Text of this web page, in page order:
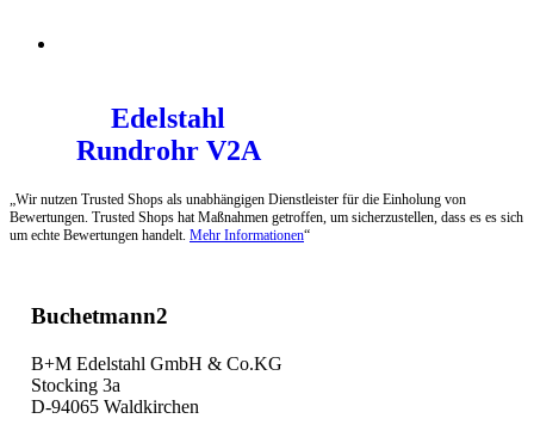
Edelstahl
Rundrohr V2A
„Wir nutzen Trusted Shops als unabhängigen Dienstleister für die Einholung von
Bewertungen. Trusted Shops hat Maßnahmen getroffen, um sicherzustellen, dass es es sich
um echte Bewertungen handelt. Mehr Informationen“
Buchetmann2
B+M Edelstahl GmbH & Co.KG
Stocking 3a
D-94065 Waldkirchen